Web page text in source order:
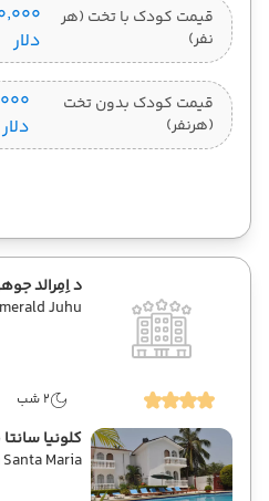
قیمت کودک با تخت (هر
نفر)
دلار
قیمت کودک بدون تخت
(هرنفر)
دلار
د اِمِرالد
Juhu
2 شب
کلونیا سانتا
Maria